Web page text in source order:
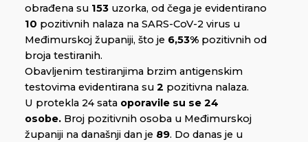
obrađena su 153 uzorka, od čega je evidentirano
10 pozitivnih nalaza na SARS-CoV-2 virus u
Međimurskoj županiji, što je 6,53% pozitivnih od
broja testiranih.
Obavljenim testiranjima brzim antigenskim
testovima evidentirana su 2 pozitivna nalaza.
U protekla 24 sata oporavile su se 24
osobe. Broj pozitivnih osoba u Međimurskoj
županiji na današnji dan je 89. Do danas je u